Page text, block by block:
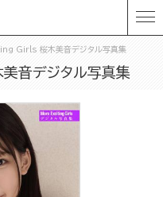
Girls 桜木美音デジタル写真集
デジタル写真集